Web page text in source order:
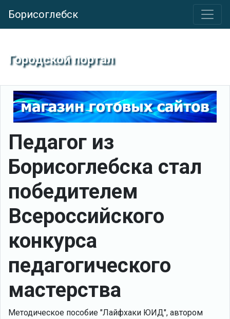
Борисоглебск
Городской портал
Педагог из
Борисоглебска стал
победителем
Всероссийского
конкурса
педагогического
мастерства
Методическое пособие "Лайфхаки ЮИД", автором